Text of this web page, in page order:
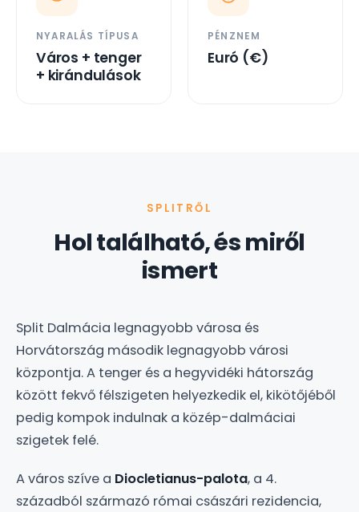
NYARALÁS TÍPUSA
Város + tenger
+ kirándulások
PÉNZNEM
Euró (€)
SPLITRŐL
Hol található, és miről
ismert
Split Dalmácia legnagyobb városa és
Horvátország második legnagyobb városi
központja. A tenger és a hegyvidéki hátország
között fekvő félszigeten helyezkedik el, kikötőjéből
pedig kompok indulnak a közép-dalmáciai
szigetek felé.
A város szíve a Diocletianus-palota, a 4.
századból származó római császári rezidencia,